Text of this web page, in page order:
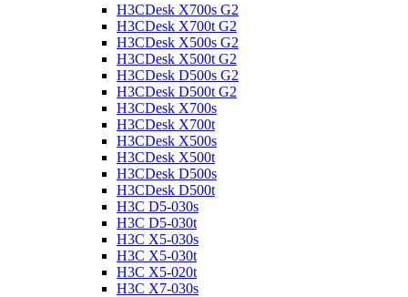
H3CDesk X700s G2
H3CDesk X700t G2
H3CDesk X500s G2
H3CDesk X500t G2
H3CDesk D500s G2
H3CDesk D500t G2
H3CDesk X700s
H3CDesk X700t
H3CDesk X500s
H3CDesk X500t
H3CDesk D500s
H3CDesk D500t
H3C D5-030s
H3C D5-030t
H3C X5-030s
H3C X5-030t
H3C X5-020t
H3C X7-030s